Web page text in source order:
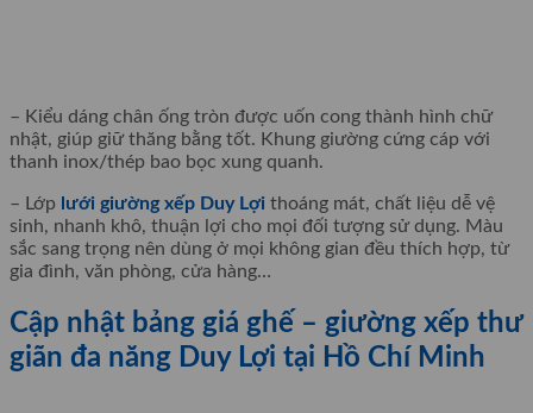
– Kiểu dáng chân ống tròn được uốn cong thành hình chữ
nhật, giúp giữ thăng bằng tốt. Khung giường cứng cáp với
thanh inox/thép bao bọc xung quanh.
– Lớp lưới giường xếp Duy Lợi thoáng mát, chất liệu dễ vệ
sinh, nhanh khô, thuận lợi cho mọi đối tượng sử dụng. Màu
sắc sang trọng nên dùng ở mọi không gian đều thích hợp, từ
gia đình, văn phòng, cửa hàng…
Cập nhật bảng giá ghế – giường xếp thư
giãn đa năng Duy Lợi tại Hồ Chí Minh